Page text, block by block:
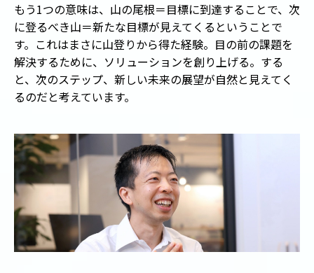
もう1つの意味は、山の尾根＝目標に到達することで、次
に登るべき山＝新たな目標が見えてくるということで
す。これはまさに山登りから得た経験。目の前の課題を
解決するために、ソリューションを創り上げる。する
と、次のステップ、新しい未来の展望が自然と見えてく
るのだと考えています。